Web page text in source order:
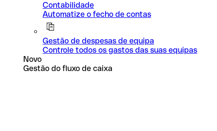
Contabilidade
Automatize o fecho de contas
Gestão de despesas de equipa
Controle todos os gastos das suas equipas
Novo
Gestão do fluxo de caixa